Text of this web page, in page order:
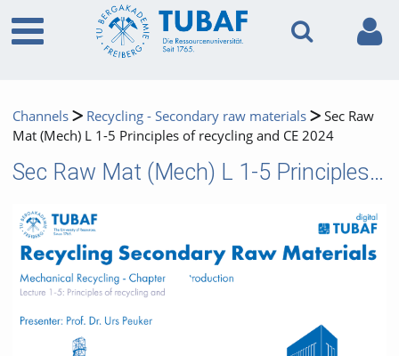
Channels Recycling - Secondary raw materials
Sec Raw
Mat (Mech) L 1-5 Principles of recycling and CE 2024
Sec Raw Mat (Mech) L 1-5 Principles of recycling and CE 2024